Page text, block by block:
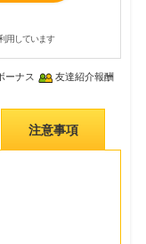
用しています
ーナス 友達紹介報酬
注意事項